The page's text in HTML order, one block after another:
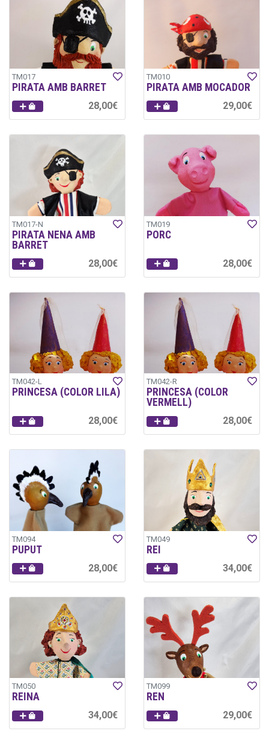
TM017
PIRATA AMB BARRET
28,00€
TM010
PIRATA AMB MOCADOR
29,00€
TM017-N
PIRATA NENA AMB
BARRET
28,00€
TM019
PORC
28,00€
TM042-L
PRINCESA (COLOR LILA)
28,00€
TM042-R
PRINCESA (COLOR
VERMELL)
28,00€
TM094
PUPUT
28,00€
TM049
REI
34,00€
TM050
REINA
34,00€
TM099
REN
29,00€